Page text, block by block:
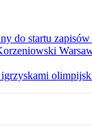
do startu
igrzyskami